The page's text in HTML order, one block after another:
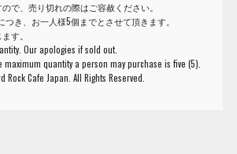
で、売り切れの際はご容赦ください。
つき、お一人様5個までとさせて頂きます。
す。
Our apologies if sold out.
maximum quantity a person may purchase is five (5).
Rock Cafe Japan. All Rights Reserved.